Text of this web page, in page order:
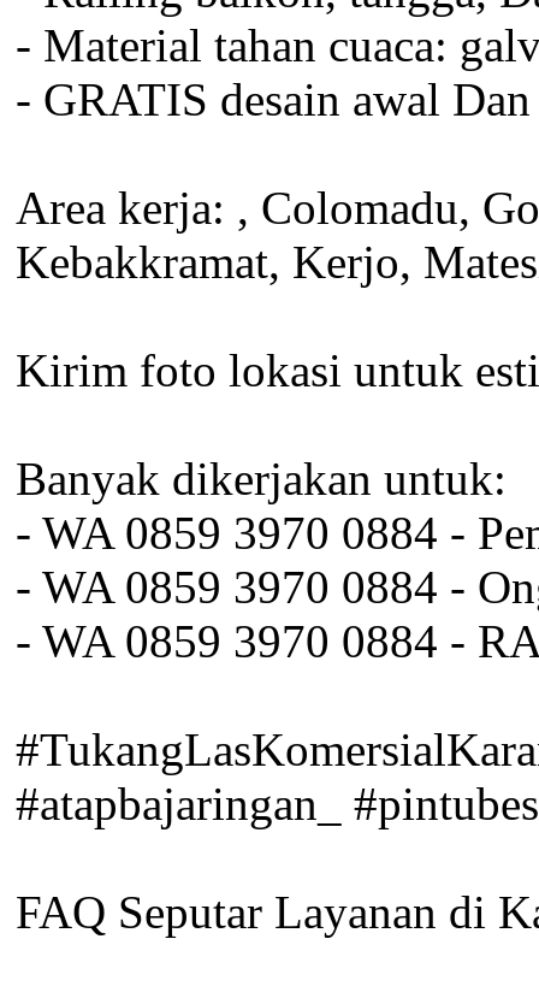
- Material tahan cuaca:
- GRATIS desain awal
Area kerja: , Colomadu,
Kebakkramat, Kerjo,
Kirim foto lokasi untuk
Banyak dikerjakan untuk:
- WA 0859 3970 0884 -
- WA 0859 3970 0884 -
- WA 0859 3970 0884 -
#atapbajaringan_
FAQ Seputar Layanan di